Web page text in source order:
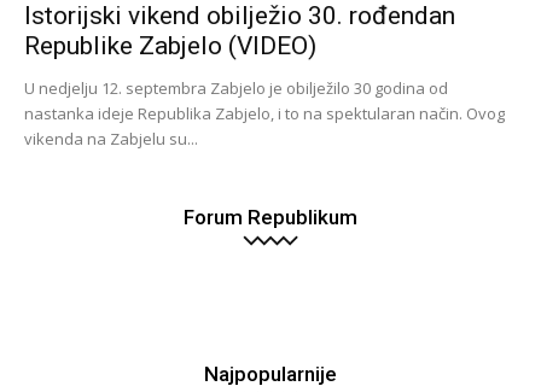
Istorijski vikend obilježio 30. rođendan
Republike Zabjelo (VIDEO)
U nedjelju 12. septembra Zabjelo je obilježilo 30 godina od
nastanka ideje Republika Zabjelo, i to na spektularan način. Ovog
vikenda na Zabjelu su...
Forum Republikum
Najpopularnije